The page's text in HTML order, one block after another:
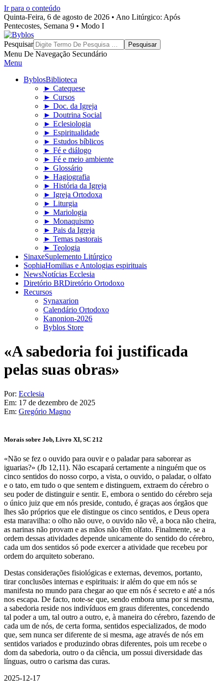
Ir para o conteúdo
Quinta-Feira, 6 de agosto de 2026 • Ano Litúrgico: Após
Pentecostes, Semana 9 • Modo I
Byblos
Pesquisar
Menu De Navegação Secundário
Menu
ByblosBiblioteca
► Catequese
► Cursos
► Doc. da Igreja
► Doutrina Social
► Eclesiologia
► Espiritualidade
► Estudos bíblicos
► Fé e diálogo
► Fé e meio ambiente
► Glossário
► Hagiografia
► História da Igreja
► Igreja Ortodoxa
► Liturgia
► Mariologia
► Monaquismo
► Pais da Igreja
► Temas pastorais
► Teologia
SinaxeSuplemento Litúrgico
SophiaHomilias e Antologias espirituais
NewsNotícias Ecclesia
Diretório BRDiretório Ortodoxo
Recursos
Synaxarion
Calendário Ortodoxo
Kanonion-2026
Byblos Store
«A sabedoria foi justificada
pelas suas obras»
Por: Ecclesia
Em: 17 de dezembro de 2025
Em: Gregório Magno
Morais sobre Job, Livro XI, SC 212
«Não se fez o ouvido para ouvir e o paladar para saborear as
iguarias?» (Jb 12,11). Não escapará certamente a ninguém que os
cinco sentidos do nosso corpo, a vista, o ouvido, o paladar, o olfato
e o tato, em tudo o que sentem e distinguem, extraem do cérebro o
seu poder de distinguir e sentir. E, embora o sentido do cérebro seja
o único juiz que em nós preside, contudo, é graças aos órgãos que
lhes são próprios que ele distingue os cinco sentidos, e Deus opera
esta maravilha: o olho não ouve, o ouvido não vê, a boca não cheira,
as narinas não provam e as mãos não têm olfato. Finalmente, se a
ordem dessas atividades depende unicamente do sentido do cérebro,
cada um dos sentidos só pode exercer a atividade que recebeu por
ordem do arquiteto soberano.
Destas considerações fisiológicas e externas, devemos, portanto,
tirar conclusões internas e espirituais: ir além do que em nós se
manifesta no mundo para chegar ao que em nós é secreto e até a nós
nos escapa. De facto, note-se que, sendo embora uma por si mesma,
a sabedoria reside nos indivíduos em graus diferentes, concedendo
tal poder a um, tal outro a outro, e, à maneira do cérebro, fazendo de
cada um de nós, de certa forma, sentidos especializados, de modo
que, sem nunca ser diferente de si mesma, age através de nós em
sentidos variados e produzindo obras diferentes, pois um recebe o
dom da sabedoria, outro o da ciência, um possui diversidade das
línguas, outro o carisma das curas.
2025-12-17